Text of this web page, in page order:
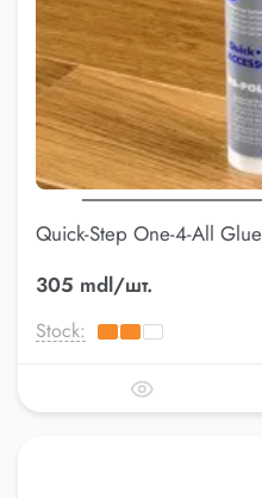
Quick-Step One-4-All Glue
305 mdl/шт.
Stock: